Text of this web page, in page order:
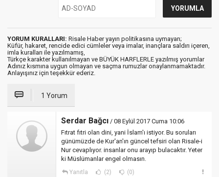
YORUM KURALLARI: Risale Haber yayın politikasına uymayan;
Küfür, hakaret, rencide edici cümleler veya imalar, inançlara saldırı içeren,
imla kuralları ile yazılmamış,
Türkçe karakter kullanılmayan ve BÜYÜK HARFLERLE yazılmış yorumlar
Adınız kısmına uygun olmayan ve saçma rumuzlar onaylanmamaktadır.
Anlayışınız için teşekkür ederiz.
1 Yorum
Serdar Bağcı / 08 Eylül 2017 Cuma 10:06
Fıtrat fıtri olan dini, yani İslam'ı istiyor. Bu soruları
günümüzde de Kur'an'ın güncel tefsiri olan Risale-i
Nur cevaplıyor. insanlar onu arayıp bulacaktır. Yeter
ki Müslümanlar engel olmasın.
Yanıtla (2) (0)